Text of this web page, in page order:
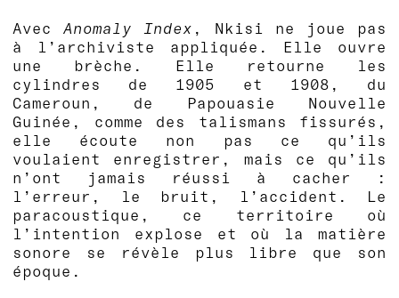
AvecAnomaly Index , Nkisi ne joue pas
à l’archiviste appliquée. Elle ouvre
une brèche. Elle retourne les
cylindres de 1905 et 1908, du
Cameroun, de Papouasie Nouvelle
Guinée, comme des talismans fissurés,
elle écoute non pas ce qu’ils
voulaient enregistrer, mais ce qu’ils
n’ont jamais réussi à cacher :
l’erreur, le bruit, l’accident. Le
paracoustique, ce territoire où
l’intention explose et où la matière
sonore se révèle plus libre que son
époque.